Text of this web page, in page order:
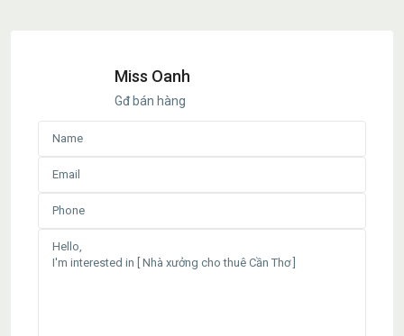
Miss Oanh
Gđ bán hàng